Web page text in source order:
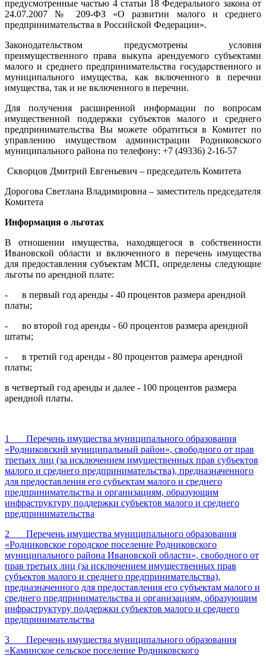
предусмотренные частью 4 статьи 18 Федерального закона от
24.07.2007 № 209-ФЗ «О развитии малого и среднего
предпринимательства в Российской Федерации».
Законодательством предусмотрены условия
преимущественного права выкупа арендуемого субъектами
малого и среднего предпринимательства государственного и
муниципального имущества, как включенного в перечни
имущества, так и не включенного в перечни.
Для получения расширенной информации по вопросам
имущественной поддержки субъектов малого и среднего
предпринимательства Вы можете обратиться в Комитет по
управлению имуществом администрации Родниковского
муниципального района по телефону: +7 (49336) 2-16-57
Скворцов Дмитрий Евгеньевич – председатель Комитета
Дорогова Светлана Владимировна – заместитель председателя
Комитета
Информация о льготах
В отношении имущества, находящегося в собственности
Ивановской области и включенного в перечень имущества
для предоставления субъектам МСП, определены следующие
льготы по арендной плате:
- в первый год аренды - 40 процентов размера арендной
платы;
- во второй год аренды - 60 процентов размера арендной
штаты;
- в третий год аренды - 80 процентов размера арендной
платы;
в четвертый год аренды и далее - 100 процентов размера
арендной платы.
1 Перечень имущества муниципального образования
«Родниковский муниципальный район», свободного от прав
третьих лиц (за исключением имущественных прав субъектов
малого и среднего предпринимательства), предназначенного
для предоставления его субъектам малого и среднего
предпринимательства и организациям, образующим
инфраструктуру поддержки субъектов малого и среднего
предпринимательства
2 Перечень имущества муниципального образования
«Родниковское городское поселение Родниковского
муниципального района Ивановской области», свободного от
прав третьих лиц (за исключением имущественных прав
субъектов малого и среднего предпринимательства),
предназначенного для предоставления его субъектам малого и
среднего предпринимательства и организациям, образующим
инфраструктуру поддержки субъектов малого и среднего
предпринимательства
3 Перечень имущества муниципального образования
«Каминское сельское поселение Родниковского